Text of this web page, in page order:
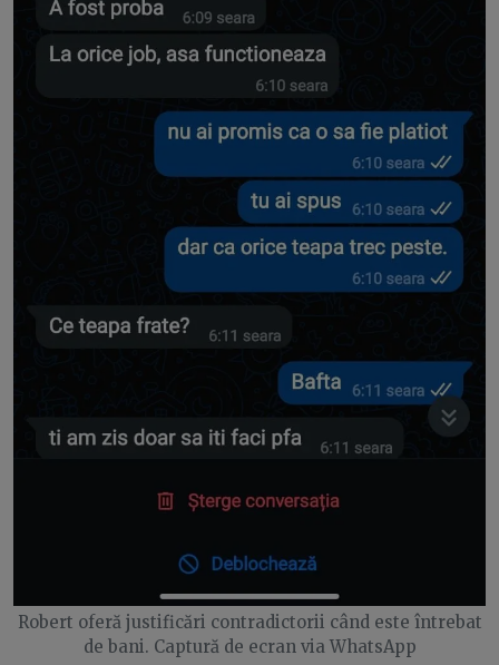
Robert oferă justificări contradictorii când este întrebat
de bani. Captură de ecran via WhatsApp